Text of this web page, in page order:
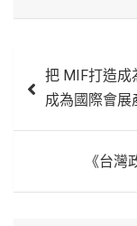
章 把 MIF打造成
成為國際會展
《台